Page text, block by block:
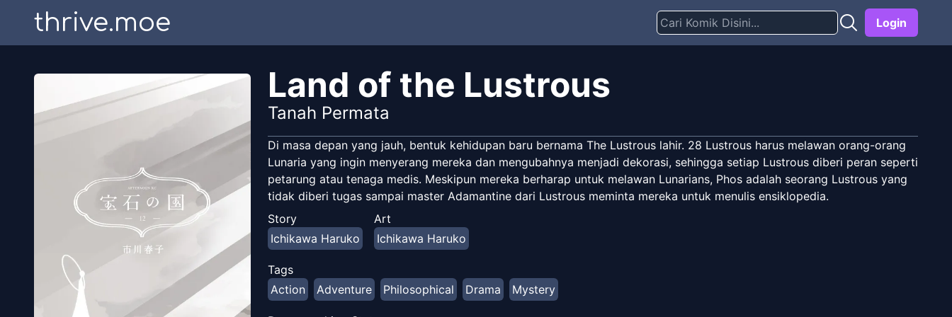
thrive.moe Login
Land of the Lustrous
Tanah Permata
Di masa depan yang jauh, bentuk kehidupan baru bernama The Lustrous lahir. 28 Lustrous harus melawan orang-orang
Lunaria yang ingin menyerang mereka dan mengubahnya menjadi dekorasi, sehingga setiap Lustrous diberi peran seperti
petarung atau tenaga medis. Meskipun mereka berharap untuk melawan Lunarians, Phos adalah seorang Lustrous yang
tidak diberi tugas sampai master Adamantine dari Lustrous meminta mereka untuk menulis ensiklopedia.
Story
Ichikawa Haruko
Art
Ichikawa Haruko
Tags
Action
Adventure Philosophical Drama Mystery